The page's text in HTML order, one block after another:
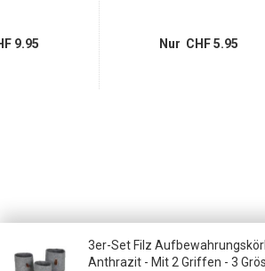
9.95 Nur CHF 5.95
3er-Set Filz
Anthrazit - Mit 2 Griffen - 3